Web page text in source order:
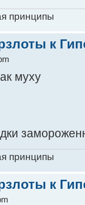
принципы
к
муху
принципы
к